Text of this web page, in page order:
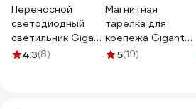
Переносной
светодиодный
светильник Gigant
ЛСУ-2, 10м IP20
4.3(8)
Магнитная
тарелка для
крепежа Gigant
108 мм GMP-108
5(19)